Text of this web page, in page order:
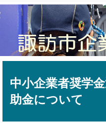
。
て
中小企業者奨学
助金について